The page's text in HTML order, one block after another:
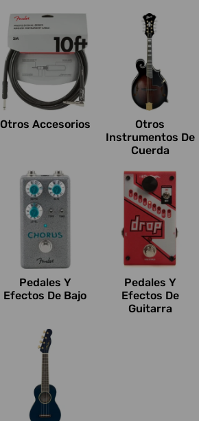
Otros Accesorios
Otros
Instrumentos De
Cuerda
Pedales Y
Efectos De Bajo
Pedales Y
Efectos De
Guitarra